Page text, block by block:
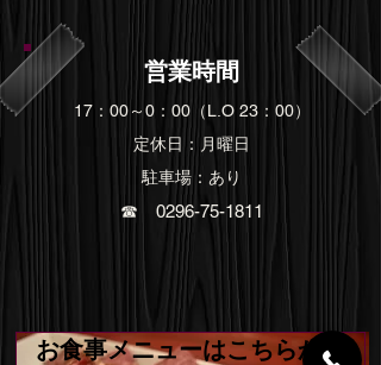
営業時間
​17：00～0：00（L.O 23：00）
​定休日：月曜日
駐車場：あり
☎ 0296-75-1811
お食事メニューはこちらから